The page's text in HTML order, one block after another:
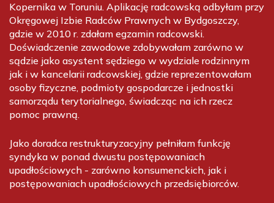
Kopernika w Toruniu. Aplikację radcowską odbyłam przy
Okręgowej Izbie Radców Prawnych w Bydgoszczy,
gdzie w 2010 r. zdałam egzamin radcowski.
Doświadczenie zawodowe zdobywałam zarówno w
sądzie jako asystent sędziego w wydziale rodzinnym
jak i w kancelarii radcowskiej, gdzie reprezentowałam
osoby fizyczne, podmioty gospodarcze i jednostki
samorządu terytorialnego, świadcząc na ich rzecz
pomoc prawną.
Jako doradca restrukturyzacyjny pełniłam funkcję
syndyka w ponad dwustu postępowaniach
upadłościowych - zarówno konsumenckich, jak i
postępowaniach upadłościowych przedsiębiorców.